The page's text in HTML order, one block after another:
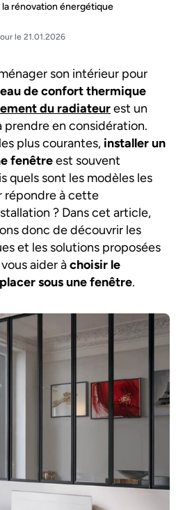
la rénovation énergétique
le 21.01.2026
son intérieur pour
de confort thermique
du radiateurest un
prendre en considération.
plus courantes, installer un
fenêtreest souvent
quels sont les modèles les
répondre à cette
? Dans cet article,
donc de découvrir les
et les solutions proposées
aider àchoisir le
sous une fenêtre.